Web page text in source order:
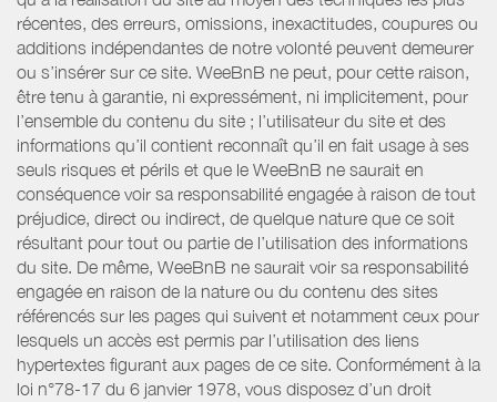
récentes, des erreurs, omissions, inexactitudes, coupures ou
additions indépendantes de notre volonté peuvent demeurer
ou s’insérer sur ce site. WeeBnB ne peut, pour cette raison,
être tenu à garantie, ni expressément, ni implicitement, pour
l’ensemble du contenu du site ; l’utilisateur du site et des
informations qu’il contient reconnaît qu’il en fait usage à ses
seuls risques et périls et que le WeeBnB ne saurait en
conséquence voir sa responsabilité engagée à raison de tout
préjudice, direct ou indirect, de quelque nature que ce soit
résultant pour tout ou partie de l’utilisation des informations
du site. De même, WeeBnB ne saurait voir sa responsabilité
engagée en raison de la nature ou du contenu des sites
référencés sur les pages qui suivent et notamment ceux pour
lesquels un accès est permis par l’utilisation des liens
hypertextes figurant aux pages de ce site. Conformément à la
loi n°78-17 du 6 janvier 1978, vous disposez d’un droit